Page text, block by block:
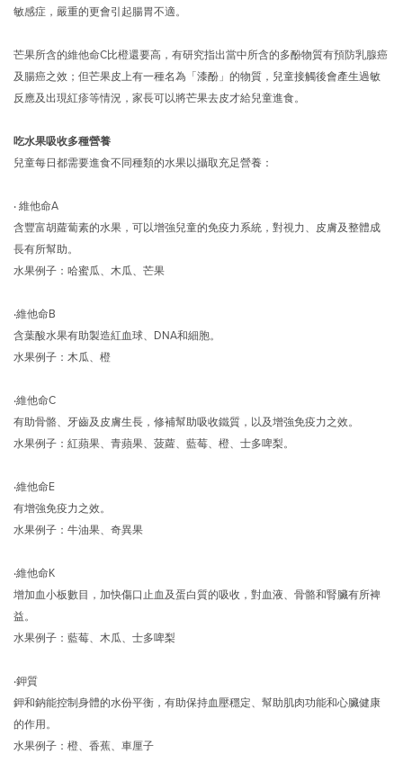
敏感症，嚴重的更會引起腸胃不適。
芒果所含的維他命C比橙還要高，有研究指出當中所含的多酚物質有預防乳腺癌
及腸癌之效；但芒果皮上有一種名為「漆酚」的物質，兒童接觸後會產生過敏
反應及出現紅疹等情況，家長可以將芒果去皮才給兒童進食。
吃水果吸收多種營養
兒童每日都需要進食不同種類的水果以攝取充足營養：
‧ 維他命A
含豐富胡蘿蔔素的水果，可以增強兒童的免疫力系統，對視力、皮膚及整體成
長有所幫助。
水果例子：哈蜜瓜、木瓜、芒果
‧維他命B
含葉酸水果有助製造紅血球、DNA和細胞。
水果例子：木瓜、橙
‧維他命C
有助骨骼、牙齒及皮膚生長，修補幫助吸收鐵質，以及增強免疫力之效。
水果例子：紅蘋果、青蘋果、菠蘿、藍莓、橙、士多啤梨。
‧維他命E
有增強免疫力之效。
水果例子：牛油果、奇異果
‧維他命K
增加血小板數目，加快傷口止血及蛋白質的吸收，對血液、骨骼和腎臟有所裨
益。
水果例子：藍莓、木瓜、士多啤梨
‧鉀質
鉀和鈉能控制身體的水份平衡，有助保持血壓穩定、幫助肌肉功能和心臟健康
的作用。
水果例子：橙、香蕉、車厘子